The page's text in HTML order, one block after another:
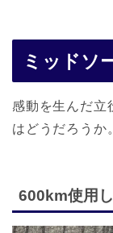
ミッドソ
感動を生んだ
はどうだろうか。
600km使用